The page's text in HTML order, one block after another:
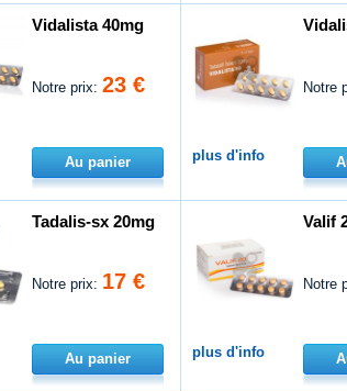
Vidalista 40mg
Notre prix:23 €
Au panier
Notre
plus d'info
Tadalis-sx 20mg
Notre prix: 17 €
Au panier
Valif
Notre
plus d'info